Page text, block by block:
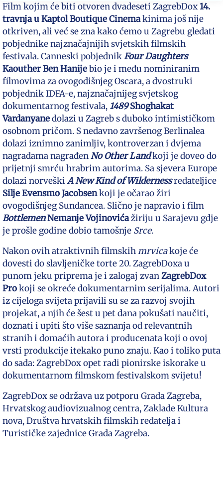
Film kojim će biti otvoren dvadeseti ZagrebDox14.
travnja u Kaptol Boutique Cinemakinima još nije
otkriven, ali već se zna kako ćemo u Zagrebu gledati
pobjednike najznačajnijih svjetskih filmskih
festivala. Canneski pobjednikFour Daughters
Kaouther Ben Hanijebio je i među nominiranim
filmovima za ovogodišnjeg Oscara, a dvostruki
pobjednik IDFA-e, najznačajnijeg svjetskog
dokumentarnog festivala, 1489 Shoghakat
Vardanyanedolazi u Zagreb s duboko intimističkom
osobnom pričom. S nedavno završenog Berlinalea
dolazi iznimno zanimljiv, kontroverzan i dvjema
nagradama nagrađenNo Other Landkoji je doveo do
prijetnji smrću hrabrim autorima. Sa sjevera Europe
dolazi norveški A New Kind of Wildernessredateljice
Silje Evensmo Jacobsenkoji je očarao žiri
ovogodišnjeg Sundancea. Slično je napravio i film
BottlemenNemanje Vojinovićažiriju u Sarajevu gdje
je prošle godine dobio tamošnje Srce.
Nakon ovih atraktivnih filmskihmrvicakoje će
dovesti do slavljeničke torte 20. ZagrebDoxa u
punom jeku priprema je i zalogaj zvanZagrebDox
Prokoji se okreće dokumentarnim serijalima. Autori
iz cijeloga svijeta prijavili su se za razvoj svojih
projekat, a njih će šest u pet dana pokušati naučiti,
doznati i upiti što više saznanja od relevantnih
stranih i domaćih autora i producenata koji o ovoj
vrsti produkcije itekako puno znaju. Kao i toliko puta
do sada: ZagrebDox opet radi pionirske iskorake u
dokumentarnom filmskom festivalskom svijetu!
ZagrebDox se održava uz potporu Grada Zagreba,
Hrvatskog audiovizualnog centra, Zaklade Kultura
nova, Društva hrvatskih filmskih redatelja i
Turističke zajednice Grada Zagreba.